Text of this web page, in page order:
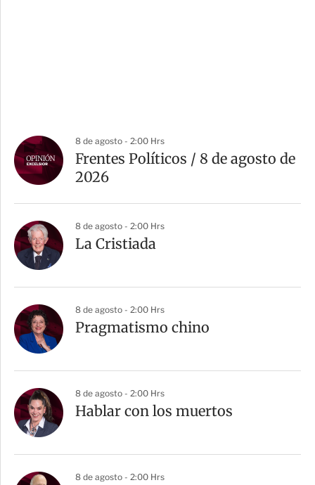
8 de agosto - 2:00 Hrs
Frentes Políticos / 8 de agosto de
2026
8 de agosto - 2:00 Hrs
La Cristiada
8 de agosto - 2:00 Hrs
Pragmatismo chino
8 de agosto - 2:00 Hrs
Hablar con los muertos
8 de agosto - 2:00 Hrs